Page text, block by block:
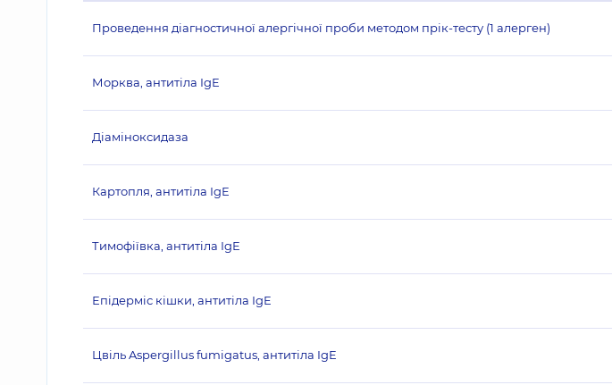
Проведення діагностичної алергічної проби методом прік-тесту (1 алерген)
Морква, антитіла IgE
Діаміноксидаза
Картопля, антитіла IgE
Тимофіївка, антитіла IgE
Епідерміс кішки, антитіла IgE
Цвіль Aspergillus fumigatus, антитіла IgE